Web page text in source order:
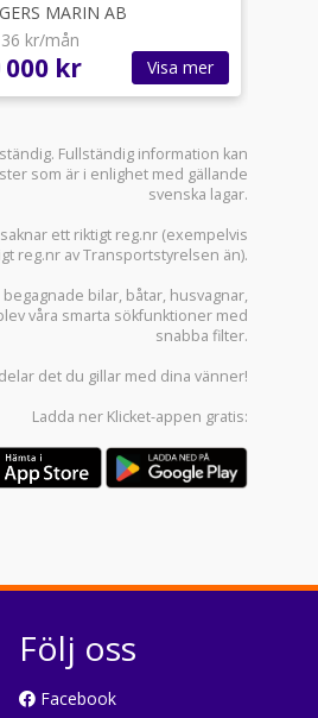
MARIN AB
kr/mån
000 kr Visa mer
Fullständig information kan
som är i enlighet med gällande
svenska lagar.
ett riktigt reg.nr (exempelvis
reg.nr av Transportstyrelsen än).
begagnade bilar, båtar, husvagnar,
våra smarta sökfunktioner med
snabba filter.
det du gillar med dina vänner!
Ladda ner Klicket-appen gratis:
Följ oss
Facebook